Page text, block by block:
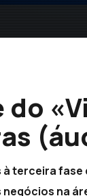
do
terceira fase
na